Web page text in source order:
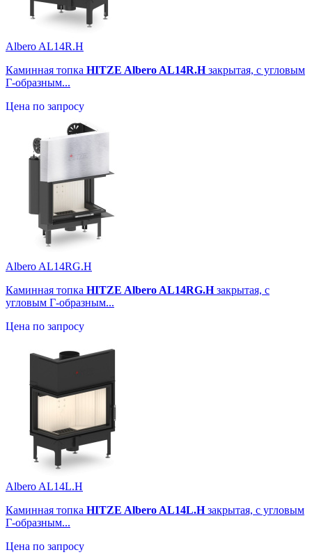
Albero AL14R.H
Каминная топка HITZE Albero AL14R.Hзакрытая, с угловым
Г-образным...
Цена по запросу
Albero AL14RG.H
Каминная топка HITZE Albero AL14RG.Hзакрытая, с
угловым Г-образным...
Цена по запросу
Albero AL14L.H
Каминная топка HITZE Albero AL14L.Hзакрытая, с угловым
Г-образным...
Цена по запросу